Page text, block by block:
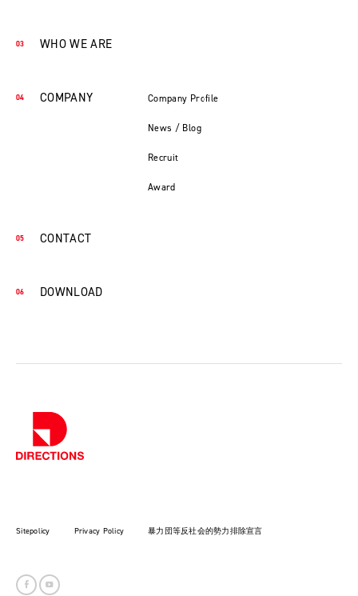
WHO WE ARE
COMPANY Company Profile
News / Blog
Recruit
Award
CONTACT
DOWNLOAD
Sitepolicy Privacy Policy 暴力団等反社会的勢力排除宣言